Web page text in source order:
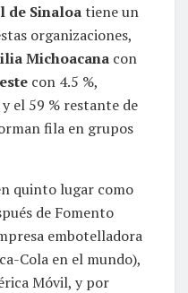
de Sinaloatiene un
organizaciones,
Michoacana con
con 4.5 %,
el 59 % restante de
fila en grupos
quinto lugar como
de Fomento
embotelladora
Cola en el mundo),
Móvil, y por